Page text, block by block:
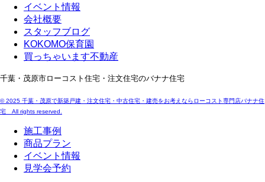
イベント情報
会社概要
スタッフブログ
KOKOMO保育園
買っちゃいます不動産
千葉・茂原市ローコスト住宅・注文住宅のバナナ住宅
© 2025 千葉・茂原で新築戸建・注文住宅・中古住宅・建売をお考えならローコスト専門店バナナ住
宅 All rights reserved.
施工事例
商品プラン
イベント情報
見学会予約